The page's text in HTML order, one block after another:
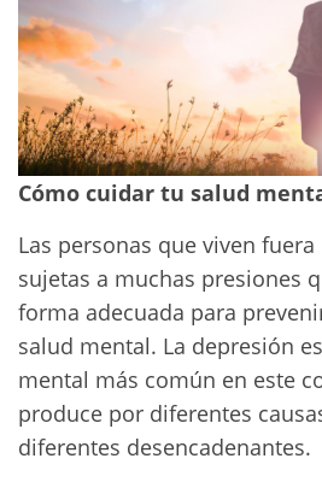
Cómo cuidar tu salud
Las personas que viven
sujetas a muchas presiones
forma adecuada para
salud mental. La depresión
mental más común en este
produce por diferentes
diferentes desencadenantes.